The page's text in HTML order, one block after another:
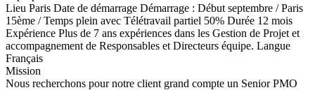
Lieu Paris Date de démarrage Démarrage : Début septembre / Paris
15ème / Temps plein avec Télétravail partiel 50% Durée 12 mois
Expérience Plus de 7 ans expériences dans les Gestion de Projet et
accompagnement de Responsables et Directeurs équipe. Langue
Français
Mission
Nous recherchons pour notre client grand compte un Senior PMO